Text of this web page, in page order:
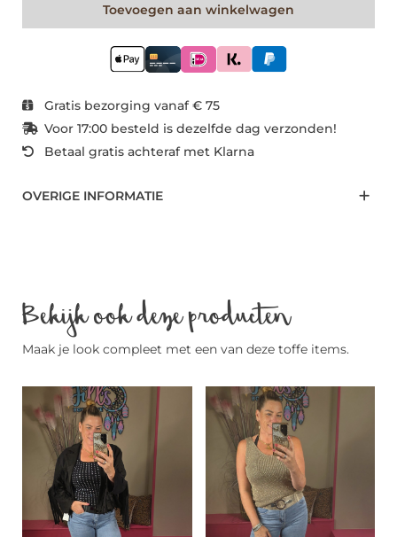
Toevoegen aan winkelwagen
Gratis bezorging vanaf € 75
Voor 17:00 besteld is dezelfde dag verzonden!
Betaal gratis achteraf met Klarna
OVERIGE INFORMATIE
Bekijk ook deze producten
Maak je look compleet met een van deze toffe items.